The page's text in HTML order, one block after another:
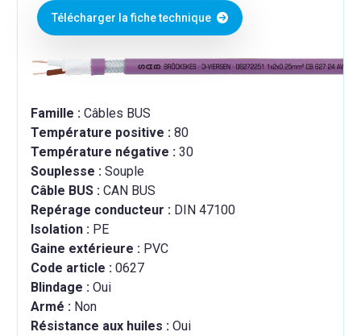
Télécharger la fiche technique
Famille : Câbles BUS
Température positive : 80
Température négative : 30
Souplesse : Souple
Câble BUS : CAN BUS
Repérage conducteur : DIN 47100
Isolation : PE
Gaine extérieure : PVC
Code article : 0627
Blindage : Oui
Armé : Non
Résistance aux huiles : Oui